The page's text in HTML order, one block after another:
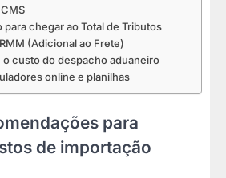
para chegar ao Total de Tributos
(Adicional ao Frete)
o custo do despacho aduaneiro
online e planilhas
para
de importação